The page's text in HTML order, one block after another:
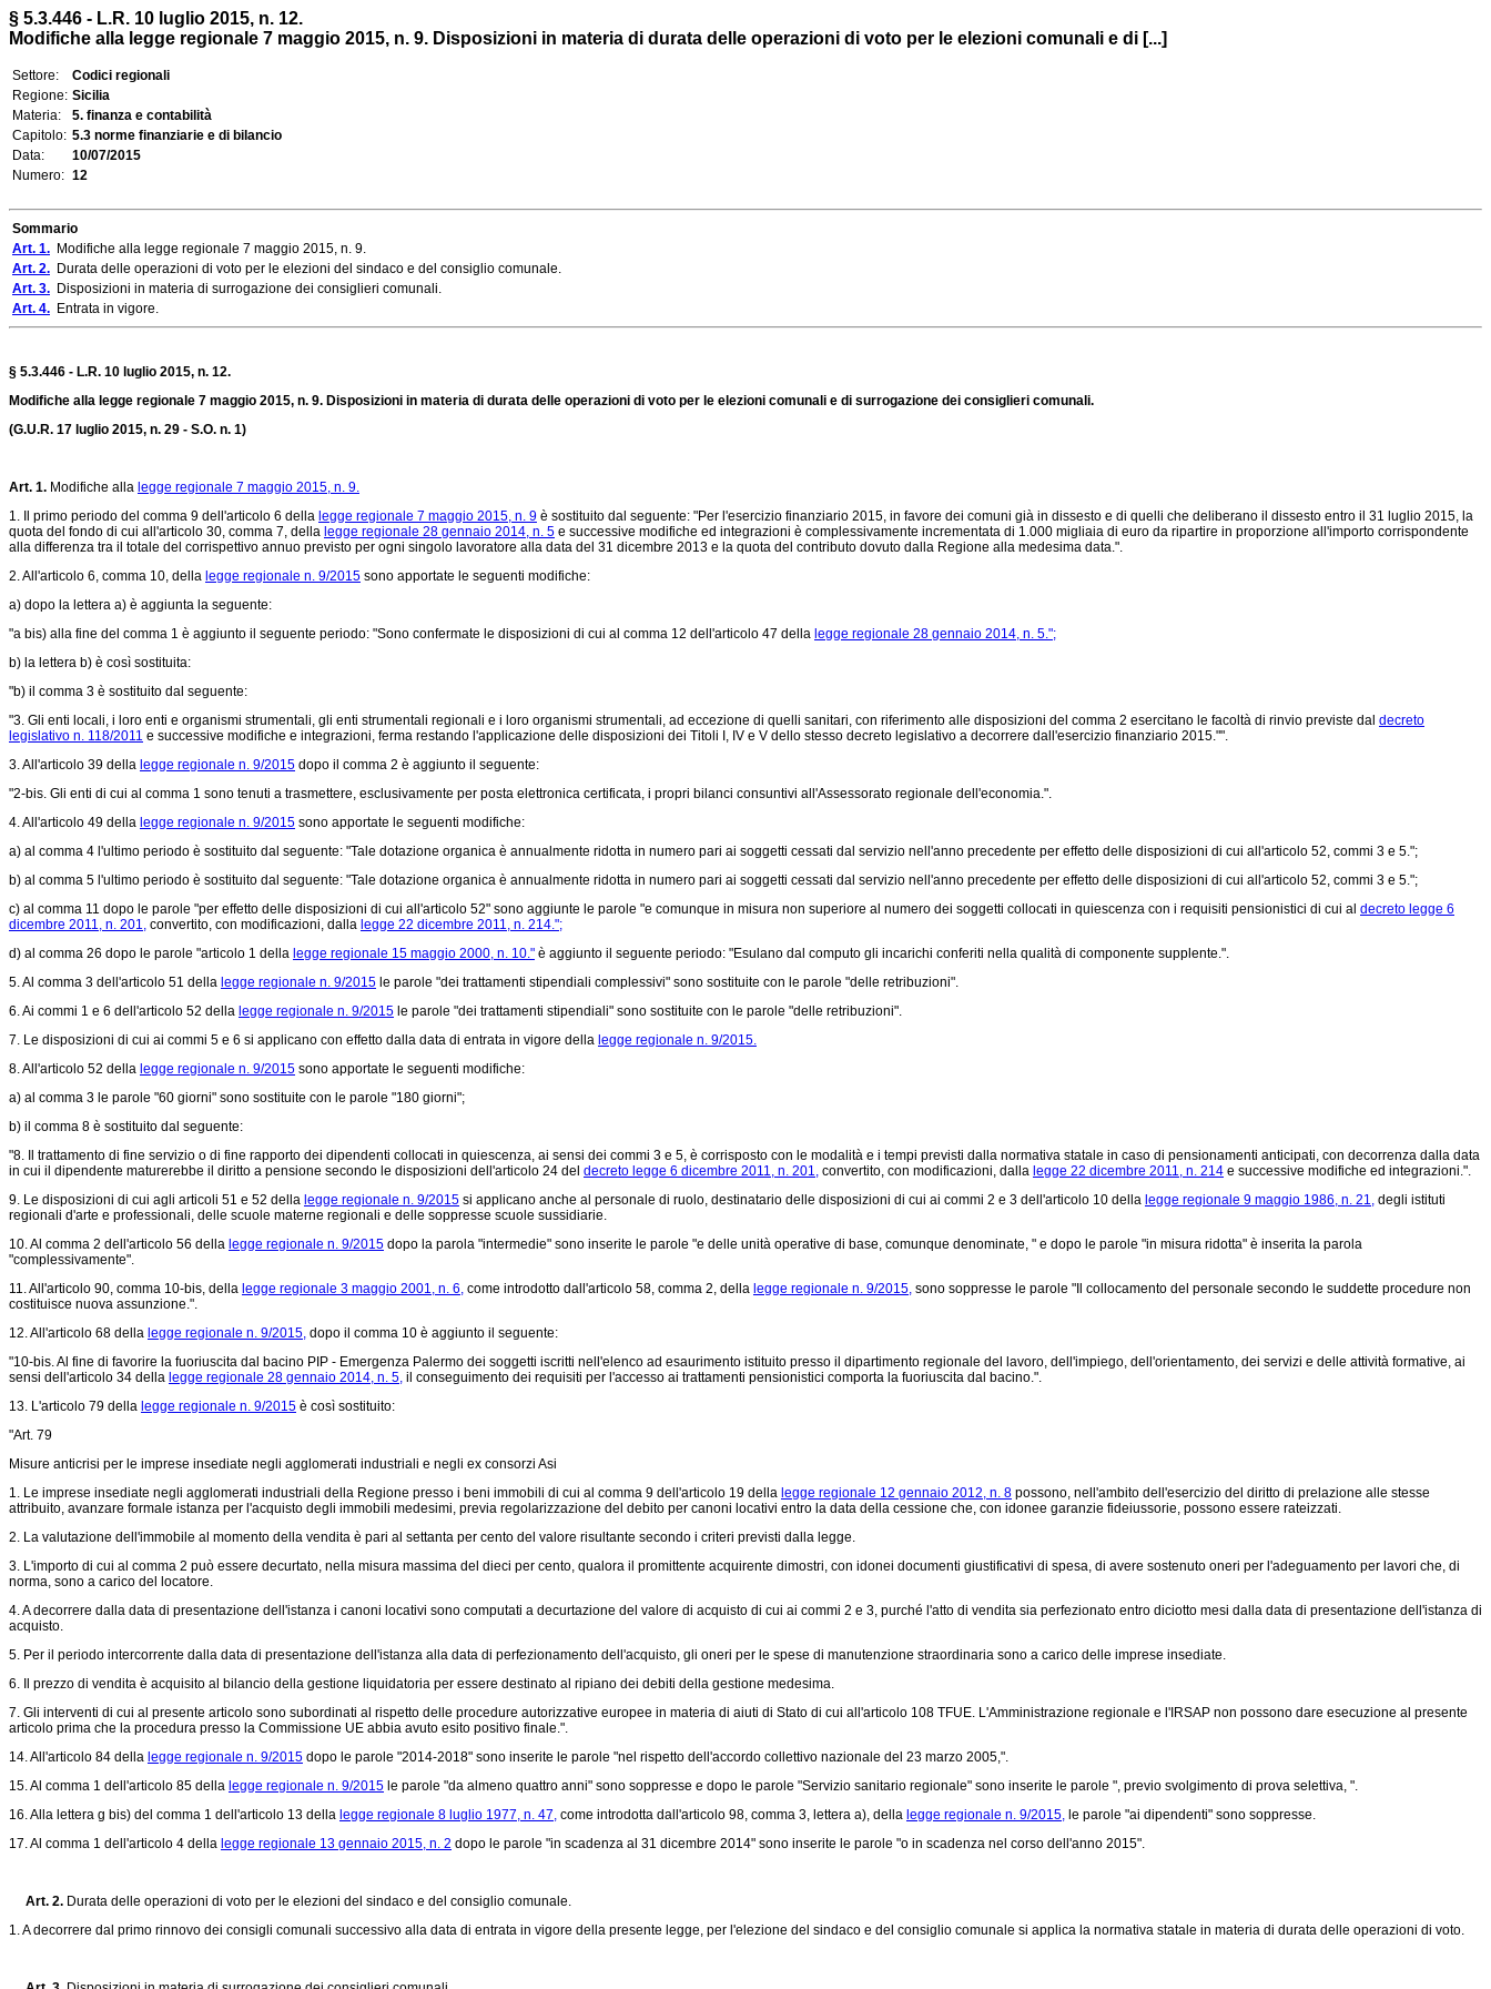
§ 5.3.446 - L.R. 10 luglio 2015, n. 12.
Modifiche alla legge regionale 7 maggio 2015, n. 9. Disposizioni in materia di durata delle operazioni di voto per le elezioni comunali e di [...]
Settore:
Codici regionali
Regione: Sicilia
Materia:
5. finanza e contabilità
Capitolo: 5.3 norme finanziarie e di bilancio
Data:
10/07/2015
Numero: 12
Sommario
Art. 1. Modifiche alla legge regionale 7 maggio 2015, n. 9.
Art. 2. Durata delle operazioni di voto per le elezioni del sindaco e del consiglio comunale.
Art. 3. Disposizioni in materia di surrogazione dei consiglieri comunali.
Art. 4. Entrata in vigore.
§ 5.3.446 - L.R. 10 luglio 2015, n. 12.
Modifiche alla legge regionale 7 maggio 2015, n. 9. Disposizioni in materia di durata delle operazioni di voto per le elezioni comunali e di surrogazione dei consiglieri comunali.
(G.U.R. 17 luglio 2015, n. 29 - S.O. n. 1)
Art. 1. Modifiche alla legge regionale 7 maggio 2015, n. 9.
1. Il primo periodo del comma 9 dell'articolo 6 della legge regionale 7 maggio 2015, n. 9 è sostituito dal seguente: "Per l'esercizio finanziario 2015, in favore dei comuni già in dissesto e di quelli che deliberano il dissesto entro il 31 luglio 2015, la
quota del fondo di cui all'articolo 30, comma 7, della legge regionale 28 gennaio 2014, n. 5 e successive modifiche ed integrazioni è complessivamente incrementata di 1.000 migliaia di euro da ripartire in proporzione all'importo corrispondente
alla differenza tra il totale del corrispettivo annuo previsto per ogni singolo lavoratore alla data del 31 dicembre 2013 e la quota del contributo dovuto dalla Regione alla medesima data.".
2. All'articolo 6, comma 10, della legge regionale n. 9/2015 sono apportate le seguenti modifiche:
a) dopo la lettera a) è aggiunta la seguente:
"a bis) alla fine del comma 1 è aggiunto il seguente periodo: "Sono confermate le disposizioni di cui al comma 12 dell'articolo 47 della legge regionale 28 gennaio 2014, n. 5.";
b) la lettera b) è così sostituita:
"b) il comma 3 è sostituito dal seguente:
"3. Gli enti locali, i loro enti e organismi strumentali, gli enti strumentali regionali e i loro organismi strumentali, ad eccezione di quelli sanitari, con riferimento alle disposizioni del comma 2 esercitano le facoltà di rinvio previste dal decreto
legislativo n. 118/2011 e successive modifiche e integrazioni, ferma restando l'applicazione delle disposizioni dei Titoli I, IV e V dello stesso decreto legislativo a decorrere dall'esercizio finanziario 2015."".
3. All'articolo 39 della legge regionale n. 9/2015 dopo il comma 2 è aggiunto il seguente:
"2-bis. Gli enti di cui al comma 1 sono tenuti a trasmettere, esclusivamente per posta elettronica certificata, i propri bilanci consuntivi all'Assessorato regionale dell'economia.".
4. All'articolo 49 della legge regionale n. 9/2015 sono apportate le seguenti modifiche:
a) al comma 4 l'ultimo periodo è sostituito dal seguente: "Tale dotazione organica è annualmente ridotta in numero pari ai soggetti cessati dal servizio nell'anno precedente per effetto delle disposizioni di cui all'articolo 52, commi 3 e 5.";
b) al comma 5 l'ultimo periodo è sostituito dal seguente: "Tale dotazione organica è annualmente ridotta in numero pari ai soggetti cessati dal servizio nell'anno precedente per effetto delle disposizioni di cui all'articolo 52, commi 3 e 5.";
c) al comma 11 dopo le parole "per effetto delle disposizioni di cui all'articolo 52" sono aggiunte le parole "e comunque in misura non superiore al numero dei soggetti collocati in quiescenza con i requisiti pensionistici di cui al decreto legge 6
dicembre 2011, n. 201, convertito, con modificazioni, dalla legge 22 dicembre 2011, n. 214.";
d) al comma 26 dopo le parole "articolo 1 della legge regionale 15 maggio 2000, n. 10." è aggiunto il seguente periodo: "Esulano dal computo gli incarichi conferiti nella qualità di componente supplente.".
5. Al comma 3 dell'articolo 51 della legge regionale n. 9/2015 le parole "dei trattamenti stipendiali complessivi" sono sostituite con le parole "delle retribuzioni".
6. Ai commi 1 e 6 dell'articolo 52 della legge regionale n. 9/2015 le parole "dei trattamenti stipendiali" sono sostituite con le parole "delle retribuzioni".
7. Le disposizioni di cui ai commi 5 e 6 si applicano con effetto dalla data di entrata in vigore della legge regionale n. 9/2015.
8. All'articolo 52 della legge regionale n. 9/2015 sono apportate le seguenti modifiche:
a) al comma 3 le parole "60 giorni" sono sostituite con le parole "180 giorni";
b) il comma 8 è sostituito dal seguente:
"8. Il trattamento di fine servizio o di fine rapporto dei dipendenti collocati in quiescenza, ai sensi dei commi 3 e 5, è corrisposto con le modalità e i tempi previsti dalla normativa statale in caso di pensionamenti anticipati, con decorrenza dalla data
in cui il dipendente maturerebbe il diritto a pensione secondo le disposizioni dell'articolo 24 del decreto legge 6 dicembre 2011, n. 201, convertito, con modificazioni, dalla legge 22 dicembre 2011, n. 214 e successive modifiche ed integrazioni.".
9. Le disposizioni di cui agli articoli 51 e 52 della legge regionale n. 9/2015 si applicano anche al personale di ruolo, destinatario delle disposizioni di cui ai commi 2 e 3 dell'articolo 10 della legge regionale 9 maggio 1986, n. 21, degli istituti
regionali d'arte e professionali, delle scuole materne regionali e delle soppresse scuole sussidiarie.
10. Al comma 2 dell'articolo 56 della legge regionale n. 9/2015 dopo la parola "intermedie" sono inserite le parole "e delle unità operative di base, comunque denominate, " e dopo le parole "in misura ridotta" è inserita la parola
"complessivamente".
11. All'articolo 90, comma 10-bis, della legge regionale 3 maggio 2001, n. 6, come introdotto dall'articolo 58, comma 2, della legge regionale n. 9/2015, sono soppresse le parole "Il collocamento del personale secondo le suddette procedure non
costituisce nuova assunzione.".
12. All'articolo 68 della legge regionale n. 9/2015, dopo il comma 10 è aggiunto il seguente:
"10-bis. Al fine di favorire la fuoriuscita dal bacino PIP - Emergenza Palermo dei soggetti iscritti nell'elenco ad esaurimento istituito presso il dipartimento regionale del lavoro, dell'impiego, dell'orientamento, dei servizi e delle attività formative, ai
sensi dell'articolo 34 della legge regionale 28 gennaio 2014, n. 5, il conseguimento dei requisiti per l'accesso ai trattamenti pensionistici comporta la fuoriuscita dal bacino.".
13. L'articolo 79 della legge regionale n. 9/2015 è così sostituito:
"Art. 79
Misure anticrisi per le imprese insediate negli agglomerati industriali e negli ex consorzi Asi
1. Le imprese insediate negli agglomerati industriali della Regione presso i beni immobili di cui al comma 9 dell'articolo 19 della legge regionale 12 gennaio 2012, n. 8 possono, nell'ambito dell'esercizio del diritto di prelazione alle stesse
attribuito, avanzare formale istanza per l'acquisto degli immobili medesimi, previa regolarizzazione del debito per canoni locativi entro la data della cessione che, con idonee garanzie fideiussorie, possono essere rateizzati.
2. La valutazione dell'immobile al momento della vendita è pari al settanta per cento del valore risultante secondo i criteri previsti dalla legge.
3. L'importo di cui al comma 2 può essere decurtato, nella misura massima del dieci per cento, qualora il promittente acquirente dimostri, con idonei documenti giustificativi di spesa, di avere sostenuto oneri per l'adeguamento per lavori che, di
norma, sono a carico del locatore.
4. A decorrere dalla data di presentazione dell'istanza i canoni locativi sono computati a decurtazione del valore di acquisto di cui ai commi 2 e 3, purché l'atto di vendita sia perfezionato entro diciotto mesi dalla data di presentazione dell'istanza di
acquisto.
5. Per il periodo intercorrente dalla data di presentazione dell'istanza alla data di perfezionamento dell'acquisto, gli oneri per le spese di manutenzione straordinaria sono a carico delle imprese insediate.
6. Il prezzo di vendita è acquisito al bilancio della gestione liquidatoria per essere destinato al ripiano dei debiti della gestione medesima.
7. Gli interventi di cui al presente articolo sono subordinati al rispetto delle procedure autorizzative europee in materia di aiuti di Stato di cui all'articolo 108 TFUE. L'Amministrazione regionale e l'IRSAP non possono dare esecuzione al presente
articolo prima che la procedura presso la Commissione UE abbia avuto esito positivo finale.".
14. All'articolo 84 della legge regionale n. 9/2015 dopo le parole "2014-2018" sono inserite le parole "nel rispetto dell'accordo collettivo nazionale del 23 marzo 2005,".
15. Al comma 1 dell'articolo 85 della legge regionale n. 9/2015 le parole "da almeno quattro anni" sono soppresse e dopo le parole "Servizio sanitario regionale" sono inserite le parole ", previo svolgimento di prova selettiva, ".
16. Alla lettera g bis) del comma 1 dell'articolo 13 della legge regionale 8 luglio 1977, n. 47, come introdotta dall'articolo 98, comma 3, lettera a), della legge regionale n. 9/2015, le parole "ai dipendenti" sono soppresse.
17. Al comma 1 dell'articolo 4 della legge regionale 13 gennaio 2015, n. 2 dopo le parole "in scadenza al 31 dicembre 2014" sono inserite le parole "o in scadenza nel corso dell'anno 2015".
Art. 2. Durata delle operazioni di voto per le elezioni del sindaco e del consiglio comunale.
1. A decorrere dal primo rinnovo dei consigli comunali successivo alla data di entrata in vigore della presente legge, per l'elezione del sindaco e del consiglio comunale si applica la normativa statale in materia di durata delle operazioni di voto.